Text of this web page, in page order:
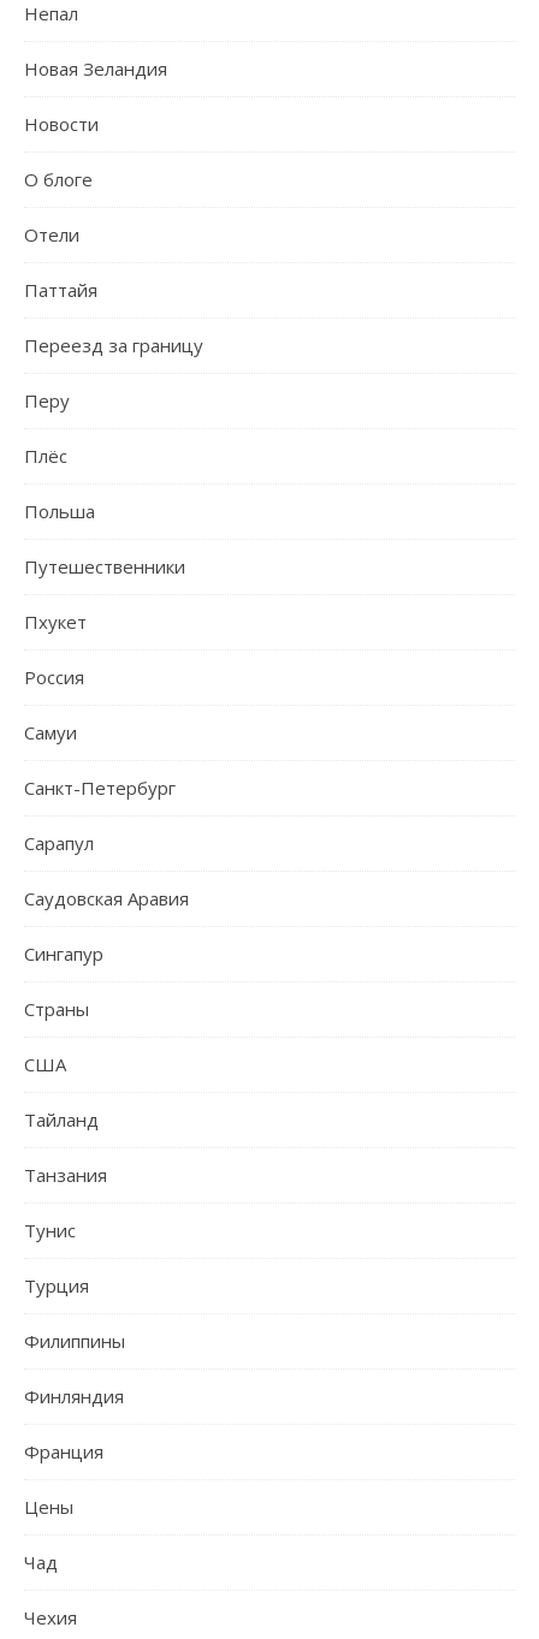
Непал
Новая Зеландия
Новости
О блоге
Отели
Паттайя
Переезд за границу
Перу
Плёс
Польша
Путешественники
Пхукет
Россия
Самуи
Санкт-Петербург
Сарапул
Саудовская Аравия
Сингапур
Страны
США
Тайланд
Танзания
Тунис
Турция
Филиппины
Финляндия
Франция
Цены
Чад
Чехия